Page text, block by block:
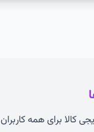
کالا برای همه کاربران